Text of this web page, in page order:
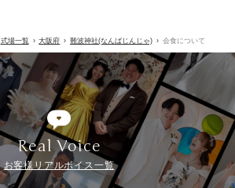
式場一覧 大阪府 難波神社(なんばじんじゃ) 会食について
Real Voice
お客様リアルボイス一覧